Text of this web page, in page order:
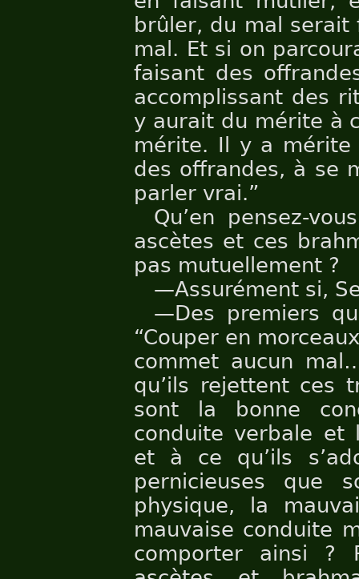
brûler, du mal serait
mal. Et si on
faisant des
accomplissant des
y aurait du mérite à
mérite. Il y a
des offrandes, à se
parler vrai.”
Qu’en pensez-
ascètes et ces
pas mutuellement ?
—Assurément si,
—Des premiers
“Couper en
commet aucun
qu’ils rejettent ces
sont la bonne
conduite verbale et
et à ce qu’ils
pernicieuses que
physique, la
mauvaise conduite
comporter ainsi ?